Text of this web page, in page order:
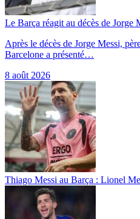
Le Barça réagit au décès de Jorge
Après le décès de Jorge Messi,
Barcelone a présenté…
8 août 2026
Thiago Messi au Barça : Lionel